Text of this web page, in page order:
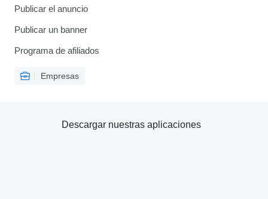
Publicar el anuncio
Publicar un banner
Programa de afiliados
Empresas
Descargar nuestras aplicaciones